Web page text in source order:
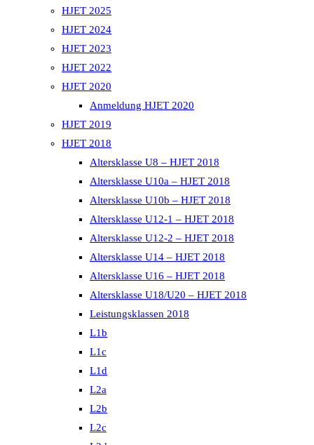
HJET 2025
HJET 2024
HJET 2023
HJET 2022
HJET 2020
Anmeldung HJET 2020
HJET 2019
HJET 2018
Altersklasse U8 – HJET 2018
Altersklasse U10a – HJET 2018
Altersklasse U10b – HJET 2018
Altersklasse U12-1 – HJET 2018
Altersklasse U12-2 – HJET 2018
Altersklasse U14 – HJET 2018
Altersklasse U16 – HJET 2018
Altersklasse U18/U20 – HJET 2018
Leistungsklassen 2018
L1b
L1c
L1d
L2a
L2b
L2c